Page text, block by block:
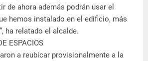
de ahora además podrán usar el
hemos instalado en el edificio, más
ha relatado el alcalde.
ESPACIOS
a reubicar provisionalmente a la